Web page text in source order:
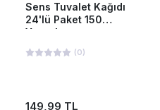
Sens Tuvalet Kağıdı
24'lü Paket 150
Yaprak
(0)
149,99 TL